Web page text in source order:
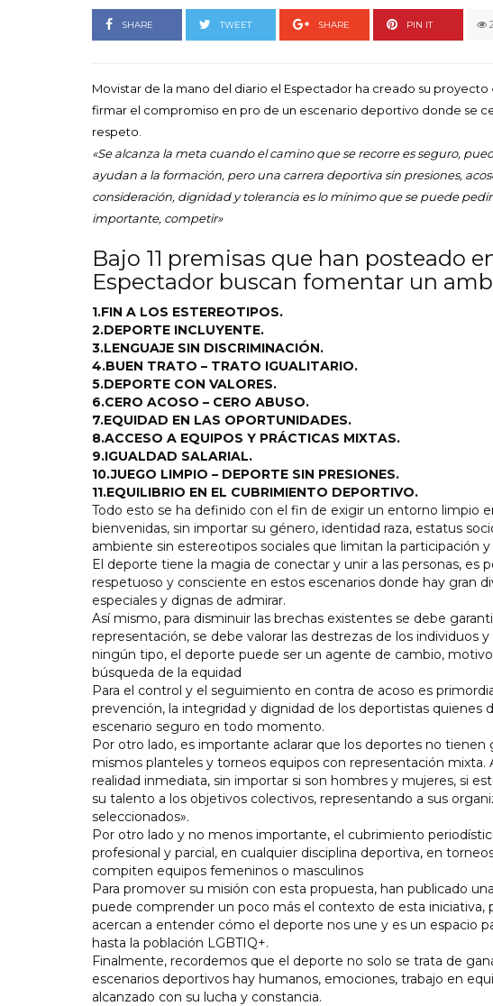
SHARE TWEET SHARE PIN IT
Movistar de la mano del diario el Espectador ha creado su proyecto
firmar el compromiso en pro de un escenario deportivo donde se
respeto.
«Se alcanza la meta cuando el camino que se recorre es seguro,
ayudan a la formación, pero una carrera deportiva sin presiones,
consideración, dignidad y tolerancia es lo mínimo que se puede
importante, competir»
Bajo 11 premisas que han posteado
Espectador buscan fomentar un
1.FIN A LOS ESTEREOTIPOS.
2.DEPORTE INCLUYENTE.
3.LENGUAJE SIN DISCRIMINACIÓN.
4.BUEN TRATO – TRATO IGUALITARIO.
5.DEPORTE CON VALORES.
6.CERO ACOSO – CERO ABUSO.
7.EQUIDAD EN LAS OPORTUNIDADES.
8.ACCESO A EQUIPOS Y PRÁCTICAS MIXTAS.
9.IGUALDAD SALARIAL.
10.JUEGO LIMPIO – DEPORTE SIN PRESIONES.
11.EQUILIBRIO EN EL CUBRIMIENTO DEPORTIVO.
Todo esto se ha definido con el fin de exigir un entorno limpio
bienvenidas, sin importar su género, identidad raza, estatus
ambiente sin estereotipos sociales que limitan la participación
El deporte tiene la magia de conectar y unir a las personas, es
respetuoso y consciente en estos escenarios donde hay gran
especiales y dignas de admirar.
Así mismo, para disminuir las brechas existentes se debe
representación, se debe valorar las destrezas de los individuos
ningún tipo, el deporte puede ser un agente de cambio,
búsqueda de la equidad
Para el control y el seguimiento en contra de acoso es
prevención, la integridad y dignidad de los deportistas quienes
escenario seguro en todo momento.
Por otro lado, es importante aclarar que los deportes no
mismos planteles y torneos equipos con representación mixta.
realidad inmediata, sin importar si son hombres y mujeres, si
su talento a los objetivos colectivos, representando a sus
seleccionados».
Por otro lado y no menos importante, el cubrimiento
profesional y parcial, en cualquier disciplina deportiva, en
compiten equipos femeninos o masculinos
Para promover su misión con esta propuesta, han publicado
puede comprender un poco más el contexto de esta iniciativa,
acercan a entender cómo el deporte nos une y es un espacio
hasta la población LGBTIQ+.
Finalmente, recordemos que el deporte no solo se trata de
escenarios deportivos hay humanos, emociones, trabajo en
alcanzado con su lucha y constancia.
Goyo un himno
vida de las